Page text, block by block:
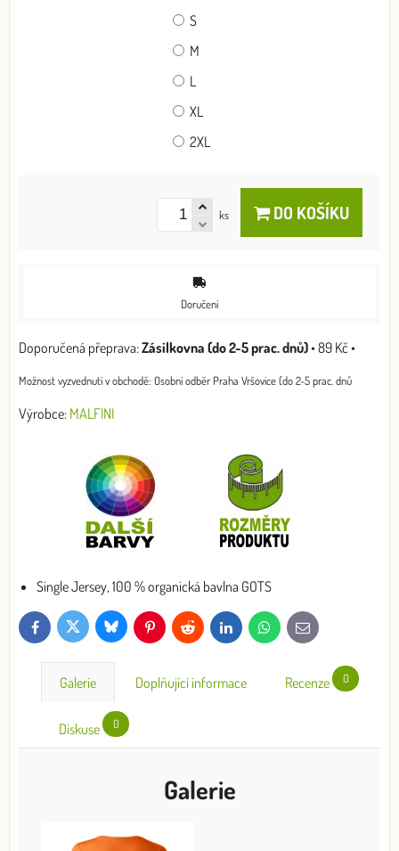
S
M
L
XL
2XL
ks DO KOŠÍKU
Doručení
Zásilkovna (do 2-5 prac. dnů)•89 Kč •
Osobní odběr Praha Vršovice (do 2-5 prac. dnů
Výrobce: MALFINI
Single Jersey, 100 % organická bavlna GOTS
FacebookTwitter Bluesky PinterestReddit LinkedInWhatsApp
E-
mail
Galerie Doplňující informace Recenze 0
Diskuse 0
Galerie